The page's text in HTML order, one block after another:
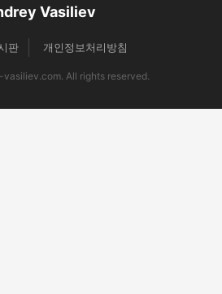
Vasiliev
판 개인정보처리방침
All rights reserved.